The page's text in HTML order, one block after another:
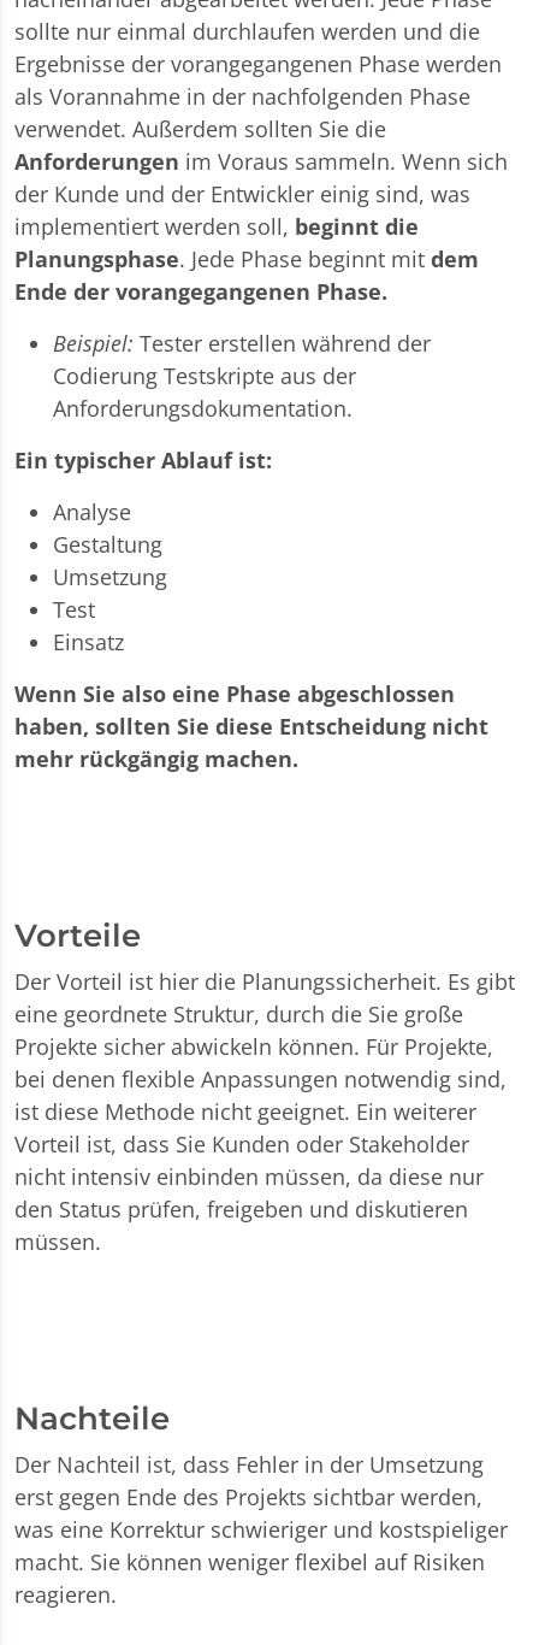
sollte nur einmal durchlaufen werden und die
Ergebnisse der vorangegangenen Phase werden
als Vorannahme in der nachfolgenden Phase
verwendet. Außerdem sollten Sie die
Anforderungen im Voraus sammeln. Wenn sich
der Kunde und der Entwickler einig sind, was
implementiert werden soll, beginnt die
Planungsphase. Jede Phase beginnt mit dem
Ende der vorangegangenen Phase.
Beispiel: Tester erstellen während der
Codierung Testskripte aus der
Anforderungsdokumentation.
Ein typischer Ablauf ist:
Analyse
Gestaltung
Umsetzung
Test
Einsatz
Wenn Sie also eine Phase abgeschlossen
haben, sollten Sie diese Entscheidung nicht
mehr rückgängig machen.
Vorteile
Der Vorteil ist hier die Planungssicherheit. Es gibt
eine geordnete Struktur, durch die Sie große
Projekte sicher abwickeln können. Für Projekte,
bei denen flexible Anpassungen notwendig sind,
ist diese Methode nicht geeignet. Ein weiterer
Vorteil ist, dass Sie Kunden oder Stakeholder
nicht intensiv einbinden müssen, da diese nur
den Status prüfen, freigeben und diskutieren
müssen.
Nachteile
Der Nachteil ist, dass Fehler in der Umsetzung
erst gegen Ende des Projekts sichtbar werden,
was eine Korrektur schwieriger und kostspieliger
macht. Sie können weniger flexibel auf Risiken
reagieren.